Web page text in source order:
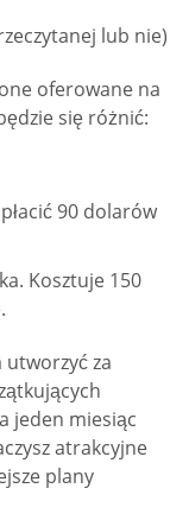
lub nie)
oferowane na
się różnić:
90 dolarów
Kosztuje 150
za
jeden miesiąc
atrakcyjne
plany